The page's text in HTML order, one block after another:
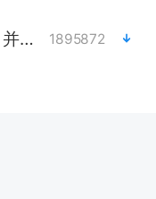
国足U17与阿森纳决赛取消 并列冠军 1895872